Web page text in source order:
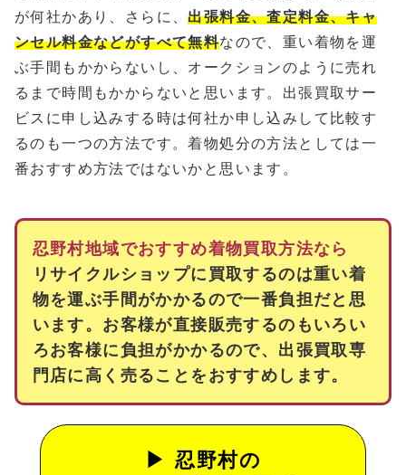
が何社かあり、さらに、出張料金、査定料金、キャ
ンセル料金などがすべて無料なので、重い着物を運
ぶ手間もかからないし、オークションのように売れ
るまで時間もかからないと思います。出張買取サー
ビスに申し込みする時は何社か申し込みして比較す
るのも一つの方法です。着物処分の方法としては一
番おすすめ方法ではないかと思います。
忍野村地域でおすすめ着物買取方法なら
リサイクルショップに買取するのは重い着
物を運ぶ手間がかかるので一番負担だと思
います。お客様が直接販売するのもいろい
ろお客様に負担がかかるので、出張買取専
門店に高く売ることをおすすめします。
忍野村の